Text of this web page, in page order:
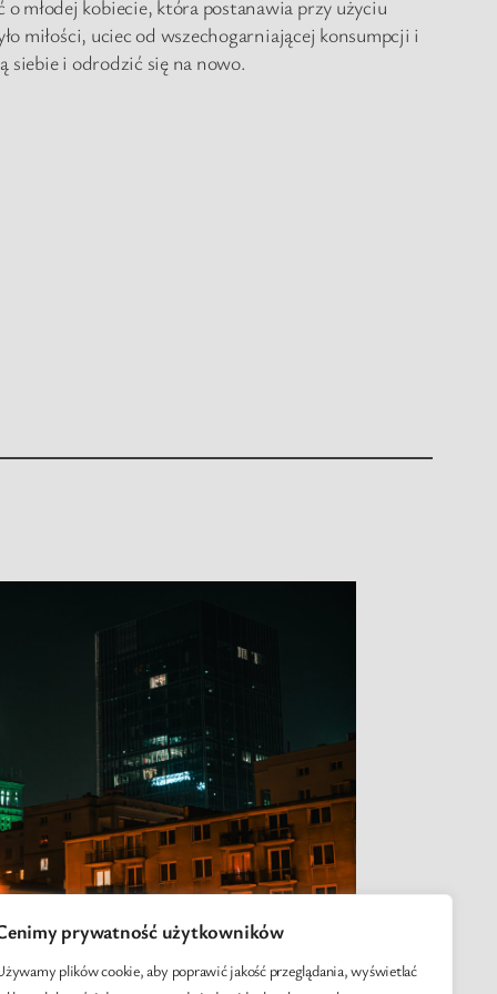
prywatność użytkowników
plików cookie, aby poprawić jakość przeglądania, wyświetlać
młodej kobiecie, która postanawia przy użyciu
miłości, uciec od wszechogarniającej konsumpcji i
siebie i odrodzić się na nowo.